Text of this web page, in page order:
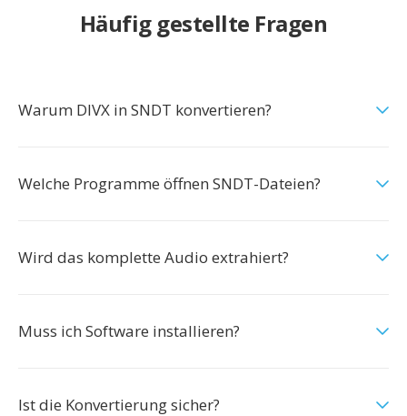
Häufig gestellte Fragen
Warum DIVX in SNDT konvertieren?
Welche Programme öffnen SNDT-Dateien?
Wird das komplette Audio extrahiert?
Muss ich Software installieren?
Ist die Konvertierung sicher?